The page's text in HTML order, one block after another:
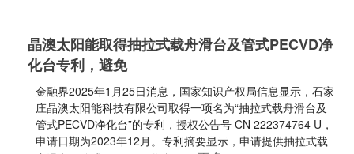
晶澳太阳能取得抽拉式载舟滑台及管式PECVD净
化台专利，避免
金融界2025年1月25日消息，国家知识产权局信息显示，石家
庄晶澳太阳能科技有限公司取得一项名为“抽拉式载舟滑台及
管式PECVD净化台”的专利，授权公告号 CN 222374764 U，
申请日期为2023年12月。专利摘要显示，申请提供抽拉式载